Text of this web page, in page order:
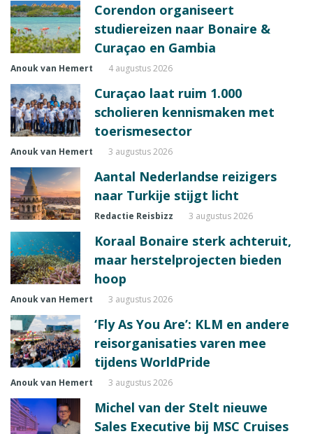
Corendon organiseert
studiereizen naar Bonaire &
Curaçao en Gambia
Anouk van Hemert 4 augustus 2026
Curaçao laat ruim 1.000
scholieren kennismaken met
toerismesector
Anouk van Hemert 3 augustus 2026
Aantal Nederlandse reizigers
naar Turkije stijgt licht
Redactie Reisbizz 3 augustus 2026
Koraal Bonaire sterk achteruit,
maar herstelprojecten bieden
hoop
Anouk van Hemert 3 augustus 2026
‘Fly As You Are’: KLM en andere
reisorganisaties varen mee
tijdens WorldPride
Anouk van Hemert 3 augustus 2026
Michel van der Stelt nieuwe
Sales Executive bij MSC Cruises